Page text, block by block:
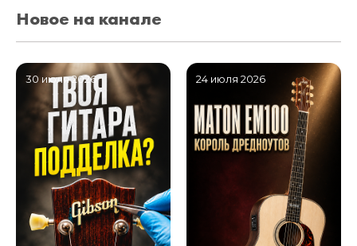
Новое на канале
30 июля 2026 24 июля 2026